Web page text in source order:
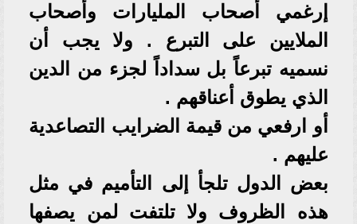
إرغمي أصحاب المليارات وأصحاب
الملايين على التبرع . ولا يجب أن
نسميه تبرعاً بل سداداً لجزء من الدين
الذي يطوق أعناقهم .
أو ارفعي من قيمة الضرايب التصاعدية
عليهم .
بعض الدول تلجأ إلى التأميم في مثل
هذه الظروف ولا تلتفت لمن يصفها